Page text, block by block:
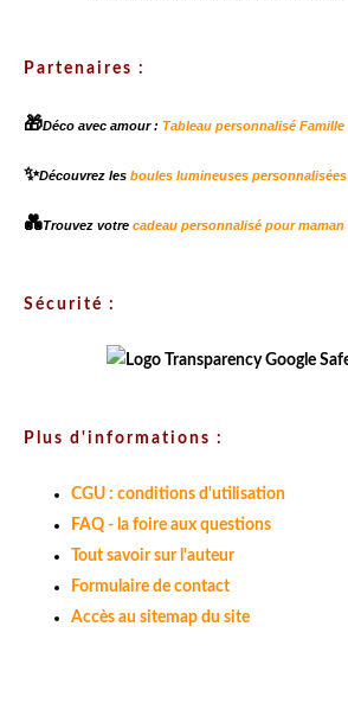
Partenaires :
🎁Déco avec amour : Tableau personnalisé Famille
✨Découvrez les boules lumineuses personnalisées
💑Trouvez votre cadeau personnalisé pour maman
Sécurité :
Plus d'informations :
CGU : conditions d'utilisation
FAQ - la foire aux questions
Tout savoir sur l'auteur
Formulaire de contact
Accès au sitemap du site